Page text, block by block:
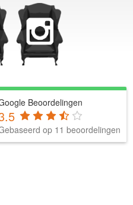
Beoordelingen
op 11 beoordelingen